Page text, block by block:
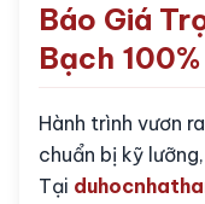
Báo Giá
Bạch 100%
Hành trình vươn
chuẩn bị kỹ
Tại